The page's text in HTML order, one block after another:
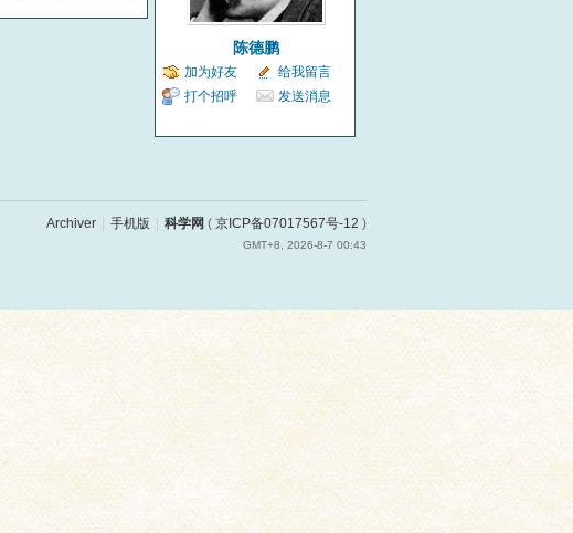
陈德鹏
加为好友
给我留言
打个招呼
发送消息
Archiver 手机版 科学网 ( 京ICP备07017567号-12 )
GMT+8, 2026-8-7 00:43